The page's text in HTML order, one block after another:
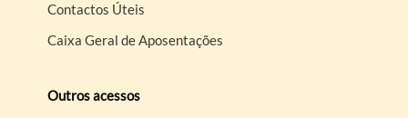
Contactos Úteis
Caixa Geral de Aposentações
Outros acessos